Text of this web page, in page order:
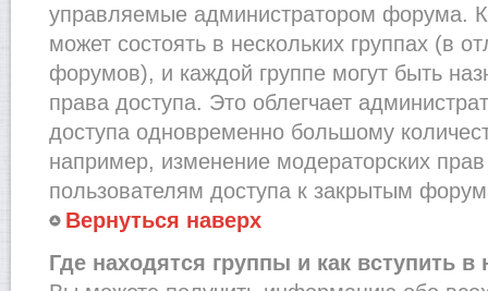
управляемые администратором форума.
может состоять в нескольких группах (в
форумов), и каждой группе могут быть
права доступа. Это облегчает
доступа одновременно большому
например, изменение модераторских
пользователям доступа к закрытым
Вернуться наверх
Где находятся группы и как вступить в